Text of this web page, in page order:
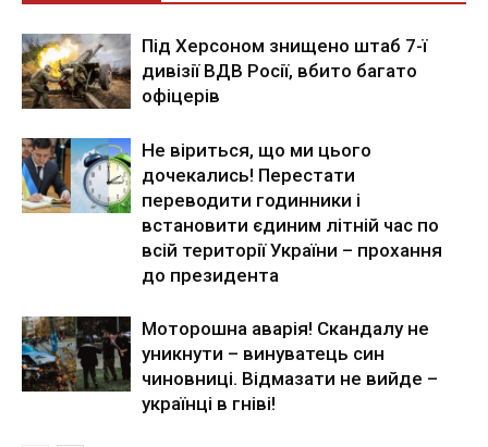
Під Херсоном знищено штаб 7-ї
дивізії ВДВ Росії, вбито багато
офіцерів
Не віриться, що ми цього
дочекались! Перестати
переводити годинники і
встановити єдиним літній час по
всій території України – прохання
до президента
Моторошна аварія! Скандалу не
уникнути – винуватець син
чиновниці. Відмазати не вийде –
українці в гніві!